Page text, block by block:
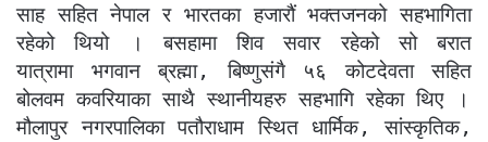
साह सहित नेपाल र भारतका हजारौं भक्तजनको सहभागिता
रहेको थियो । बसहामा शिव सवार रहेको सो बरात
यात्रामा भगवान ब्रह्मा, बिष्णुसंगै ५६ कोटदेवता सहित
बोलवम कवरियाका साथै स्थानीयहरु सहभागि रहेका थिए ।
मौलापुर नगरपालिका पतौराधाम स्थित धार्मिक, सांस्कृतिक,